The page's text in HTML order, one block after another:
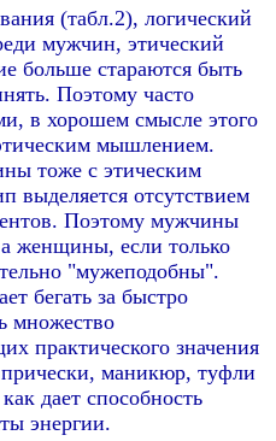
(табл.2), логический
мужчин, этический
больше стараются быть
Поэтому часто
в хорошем смысле этого
мышлением.
тоже с этическим
выделяется отсутствием
Поэтому мужчины
женщины, если только
"мужеподобны".
бегать за быстро
множество
практического значения
маникюр, туфли
дает способность
энергии.